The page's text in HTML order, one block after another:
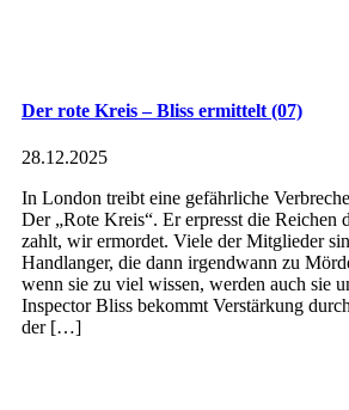
Der rote Kreis – Bliss ermittelt (07)
28.12.2025
In London treibt eine gefährliche
Der „Rote Kreis“. Er erpresst die Reichen
zahlt, wir ermordet. Viele der Mitglieder
Handlanger, die dann irgendwann zu
wenn sie zu viel wissen, werden auch sie
Inspector Bliss bekommt Verstärkung
der […]